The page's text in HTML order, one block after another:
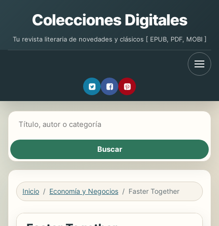
Colecciones Digitales
Tu revista literaria de novedades y clásicos [ EPUB, PDF, MOBI ]
Inicio Economía y Negocios Faster Together